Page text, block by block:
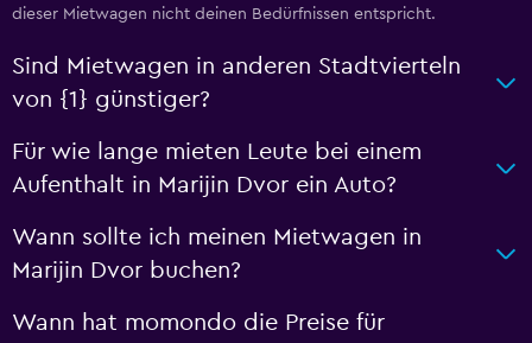
dieser Mietwagen nicht deinen Bedürfnissen entspricht.
Sind Mietwagen in anderen Stadtvierteln
von {1} günstiger?
Für wie lange mieten Leute bei einem
Aufenthalt in Marijin Dvor ein Auto?
Wann sollte ich meinen Mietwagen in
Marijin Dvor buchen?
Wann hat momondo die Preise für